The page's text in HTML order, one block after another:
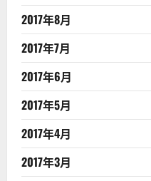
2017年8月
2017年7月
2017年6月
2017年5月
2017年4月
2017年3月